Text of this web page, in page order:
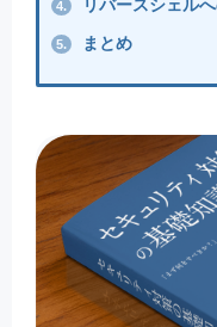
4. リバースシェル
5. まとめ